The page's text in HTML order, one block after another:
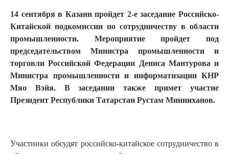
14 сентября в Казани пройдет 2-е заседание Российско-
Китайской подкомиссии по сотрудничеству в области
промышленности. Мероприятие пройдет под
председательством Министра промышленности и
торговли Российской Федерации Дениса Мантурова и
Министра промышленности и информатизации КНР
Мяо Вэйя. В заседании также примет участие
Президент Республики Татарстан Рустам Минниханов.
Участники обсудят российско-китайское сотрудничество в